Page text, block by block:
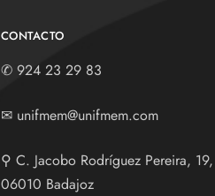
CONTACTO
✆ 924 23 29 83
✉ unifmem@unifmem.com
⚲ C. Jacobo Rodríguez Pereira, 19,
06010 Badajoz